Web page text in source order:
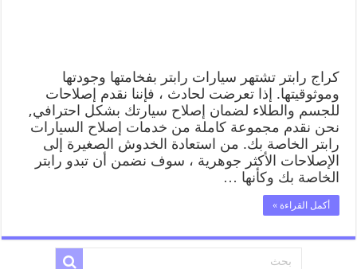
كراج رابتر تشتهر سيارات رابتر بفخامتها وجودتها
وموثوقيتها. إذا تعرضت لحادث ، فإننا نقدم إصلاحات
للجسم والطلاء لضمان إصلاح سيارتك بشكل احترافي,
نحن نقدم مجموعة كاملة من خدمات إصلاح السيارات
رابتر الخاصة بك. من استعادة الخدوش الصغيرة إلى
الإصلاحات الأكثر جوهرية ، سوف نضمن أن تبدو رابتر
الخاصة بك وكأنها …
أكمل القراءة »